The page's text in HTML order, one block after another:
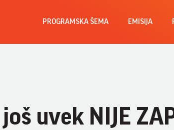
PROGRAMSKA ŠEMA EMISIJA
uvek NIJE